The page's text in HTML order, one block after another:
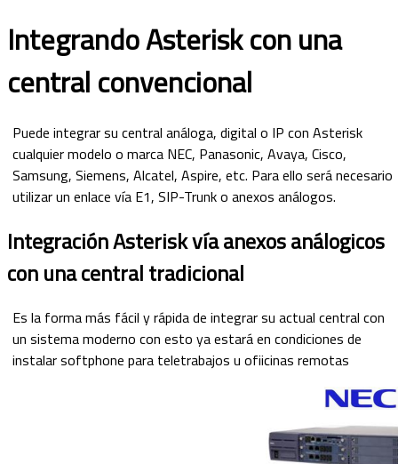
Integrando Asterisk con una
central convencional
Puede integrar su central análoga, digital o IP con Asterisk
cualquier modelo o marca NEC, Panasonic, Avaya, Cisco,
Samsung, Siemens, Alcatel, Aspire, etc. Para ello será necesario
utilizar un enlace vía E1, SIP-Trunk o anexos análogos.
Integración Asterisk vía anexos análogicos
con una central tradicional
Es la forma más fácil y rápida de integrar su actual central con
un sistema moderno con esto ya estará en condiciones de
instalar softphone para teletrabajos u ofiicinas remotas